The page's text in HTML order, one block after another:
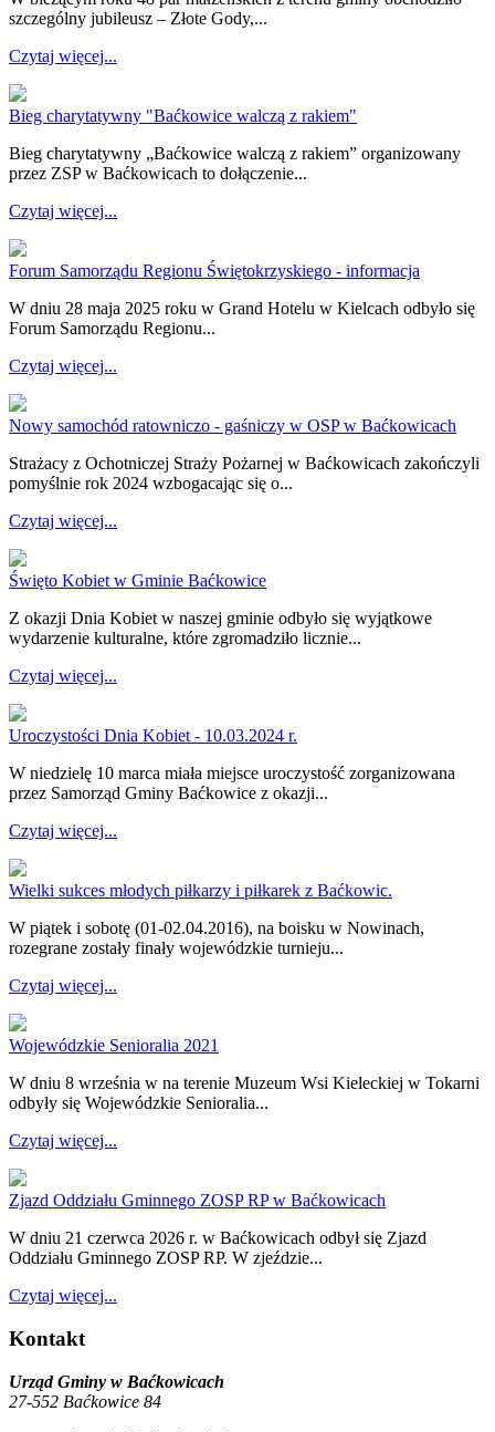
szczególny jubileusz – Złote Gody,...
Czytaj więcej...
Bieg charytatywny "Baćkowice walczą z rakiem"
Bieg charytatywny „Baćkowice walczą z rakiem” organizowany
przez ZSP w Baćkowicach to dołączenie...
Czytaj więcej...
Forum Samorządu Regionu Świętokrzyskiego - informacja
W dniu 28 maja 2025 roku w Grand Hotelu w Kielcach odbyło się
Forum Samorządu Regionu...
Czytaj więcej...
Nowy samochód ratowniczo - gaśniczy w OSP w Baćkowicach
Strażacy z Ochotniczej Straży Pożarnej w Baćkowicach zakończyli
pomyślnie rok 2024 wzbogacając się o...
Czytaj więcej...
Święto Kobiet w Gminie Baćkowice
Z okazji Dnia Kobiet w naszej gminie odbyło się wyjątkowe
wydarzenie kulturalne, które zgromadziło licznie...
Czytaj więcej...
Uroczystości Dnia Kobiet - 10.03.2024 r.
W niedzielę 10 marca miała miejsce uroczystość zorganizowana
przez Samorząd Gminy Baćkowice z okazji...
Czytaj więcej...
Wielki sukces młodych piłkarzy i piłkarek z Baćkowic.
W piątek i sobotę (01-02.04.2016), na boisku w Nowinach,
rozegrane zostały finały wojewódzkie turnieju...
Czytaj więcej...
Wojewódzkie Senioralia 2021
W dniu 8 września w na terenie Muzeum Wsi Kieleckiej w Tokarni
odbyły się Wojewódzkie Senioralia...
Czytaj więcej...
Zjazd Oddziału Gminnego ZOSP RP w Baćkowicach
W dniu 21 czerwca 2026 r. w Baćkowicach odbył się Zjazd
Oddziału Gminnego ZOSP RP. W zjeździe...
Czytaj więcej...
Kontakt
Urząd Gminy w Baćkowicach
27-552 Baćkowice 84